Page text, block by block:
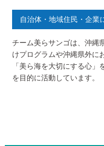
自治体・地域住民・企業
チーム美らサンゴは、沖縄
けプログラムや沖縄県外に
「美ら海を大切にする心
を目的に活動しています。